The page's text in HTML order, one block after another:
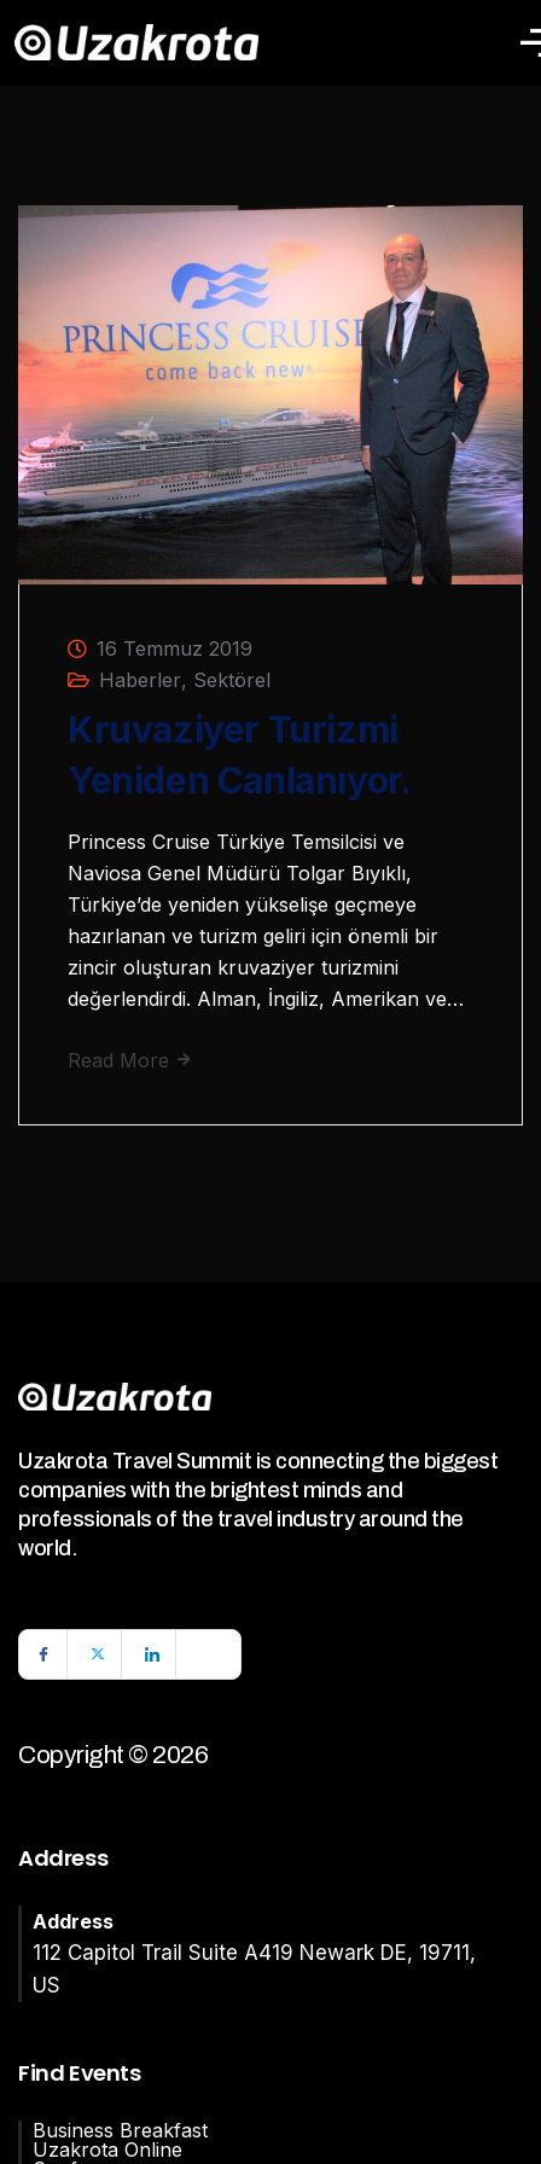
16 Temmuz 2019
Haberler, Sektörel
Kruvaziyer Turizmi
Yeniden Canlanıyor.
Princess Cruise Türkiye Temsilcisi ve
Naviosa Genel Müdürü Tolgar Bıyıklı,
Türkiye’de yeniden yükselişe geçmeye
hazırlanan ve turizm geliri için önemli bir
zincir oluşturan kruvaziyer turizmini
değerlendirdi. Alman, İngiliz, Amerikan ve…
Read More
Uzakrota Travel Summit is connecting the biggest
companies with the brightest minds and
professionals of the travel industry around the
world.
Copyright © 2026
Address
Address
112 Capitol Trail Suite A419 Newark DE, 19711,
US
Find Events
Business Breakfast
Uzakrota Online